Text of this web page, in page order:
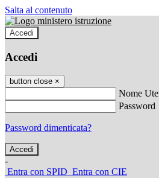
Salta al contenuto
Accedi
Accedi
button close ×
Nome
Password
Password dimenticata?
-
Entra con SPID Entra con CIE